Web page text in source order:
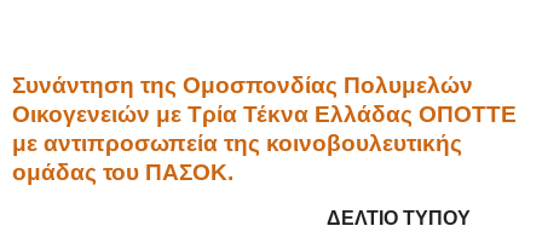
Συνάντηση της Ομοσπονδίας Πολυμελών
Οικογενειών με Τρία Τέκνα Ελλάδας ΟΠΟΤΤΕ
με αντιπροσωπεία της κοινοβουλευτικής
ομάδας του ΠΑΣΟΚ.
ΔΕΛΤΙΟ ΤΥΠΟΥ